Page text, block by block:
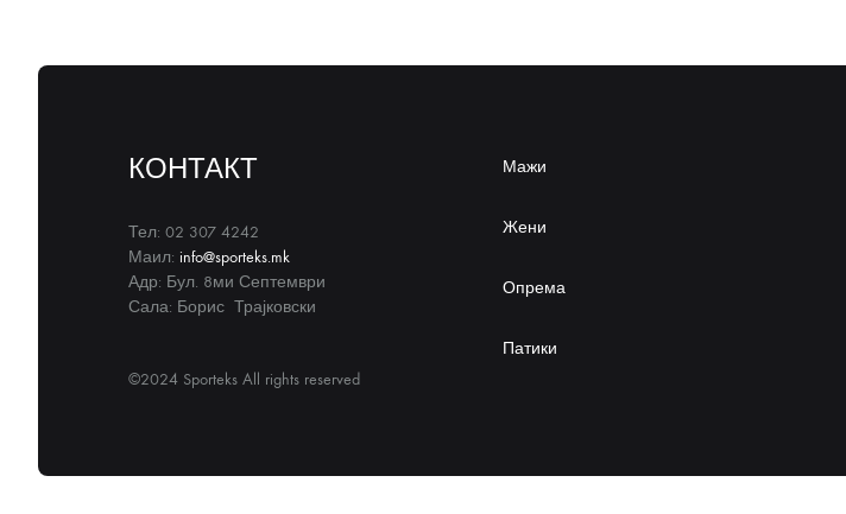
КОНТАКТ
Тел: 02 307 4242
Маил: info@sporteks.mk
Адр: Бул. 8ми Септември
Сала: Борис Трајковски
©2024 Sporteks All rights reserved
Мажи
Жени
Опрема
Патики